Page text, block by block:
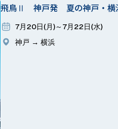
飛鳥Ⅱ 神戸発 夏の神戸・横
7月20日(月)～7月22日(水)
神戸 → 横浜